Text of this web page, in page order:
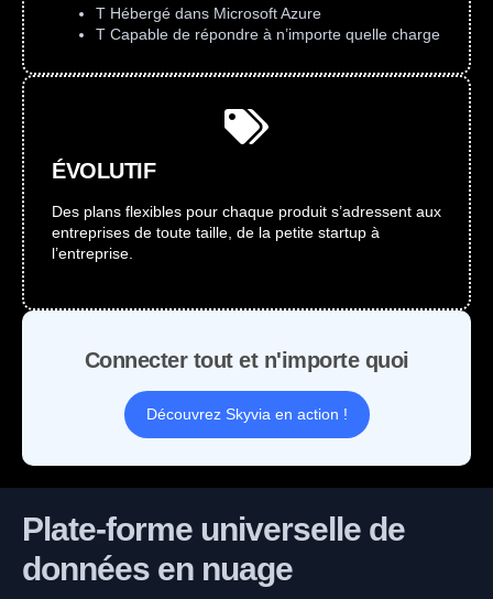
T Hébergé dans Microsoft Azure
T Capable de répondre à n’importe quelle charge
ÉVOLUTIF
Des plans flexibles pour chaque produit s’adressent aux
entreprises de toute taille, de la petite startup à
l’entreprise.
Connecter tout et n'importe quoi
Découvrez Skyvia en action !
Plate-forme universelle de
données en nuage